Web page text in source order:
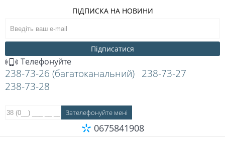
ПІДПИСКА НА НОВИНИ
Підписатися
Телефонуйте
238-73-26 (багатоканальний) 238-73-27
238-73-28
0675841908